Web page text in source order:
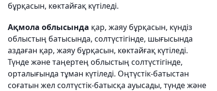
бұрқасын, көктайғақ күтіледі.
Ақмола облысында қар, жаяу бұрқасын, күндіз
облыстың батысында, солтүстігінде, шығысында
аздаған қар, жаяу бұрқасын, көктайғақ күтіледі.
Түнде және таңертең облыстың солтүстігінде,
орталығында тұман күтіледі. Оңтүстік-батыстан
соғатын жел солтүстік-батысқа ауысады, түнде және